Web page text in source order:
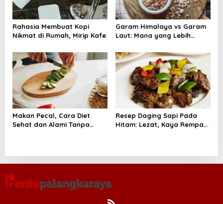
Rahasia Membuat Kopi
Nikmat di Rumah, Mirip Kafe
Garam Himalaya vs Garam
Laut: Mana yang Lebih
Makan Pecal, Cara Diet
Sehat dan Alami Tanpa
Resep Daging Sapi Pada
Hitam: Lezat, Kaya Rempah,